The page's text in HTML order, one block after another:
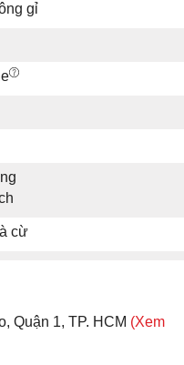
gỉ
cừ
Quận 1, TP. HCM (Xem